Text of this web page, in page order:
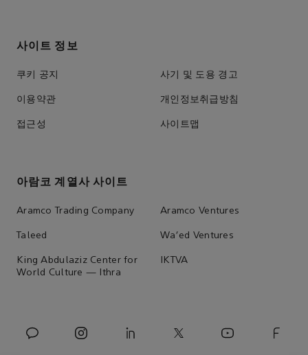
사이트 정보
쿠키 공지 사기 및 도용 경고
이용약관 개인정보취급방침
접근성 사이트맵
아람코 계열사 사이트
Aramco Trading Company Aramco Ventures
Taleed Wa'ed Ventures
King Abdulaziz Center for
World Culture — Ithra
IKTVA